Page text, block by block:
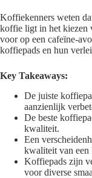
Koffiekenners weten
koffie ligt in het kiezen
voor op een cafeïne-
koffiepads en hun
Key Takeaways:
De juiste
aanzienlijk
De beste
kwaliteit.
Een
kwaliteit van een
Koffiepads zijn
voor diverse